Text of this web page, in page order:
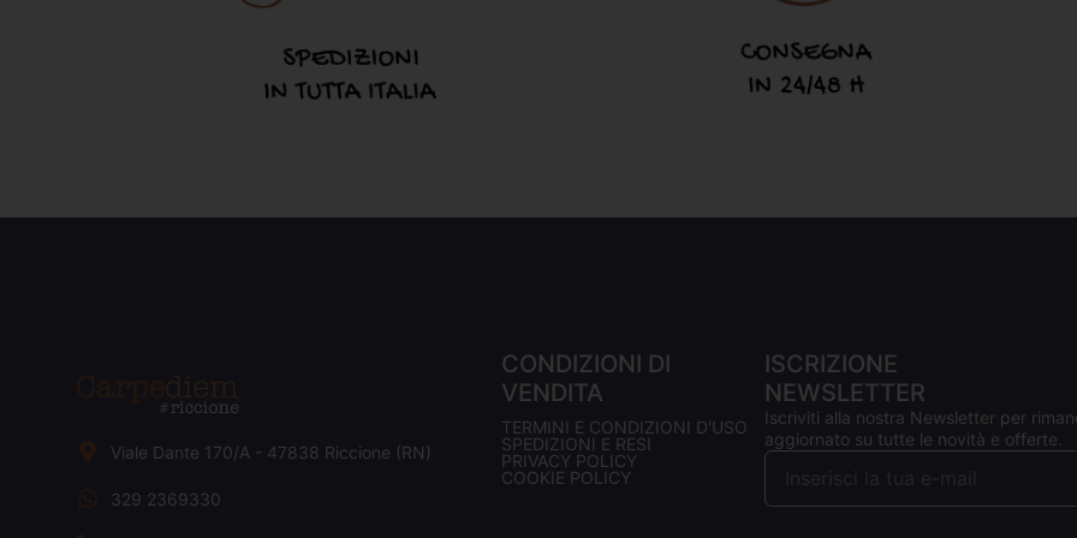
Viale Dante 170/A - 47838 Riccione (RN)
329 2369330
CONDIZIONI DI
VENDITA
TERMINI E CONDIZIONI D'USO
SPEDIZIONI E RESI
PRIVACY POLICY
COOKIE POLICY
ISCRIZIONE
NEWSLETTER
Iscriviti alla nostra Newsletter per
aggiornato su tutte le novità e offerte.